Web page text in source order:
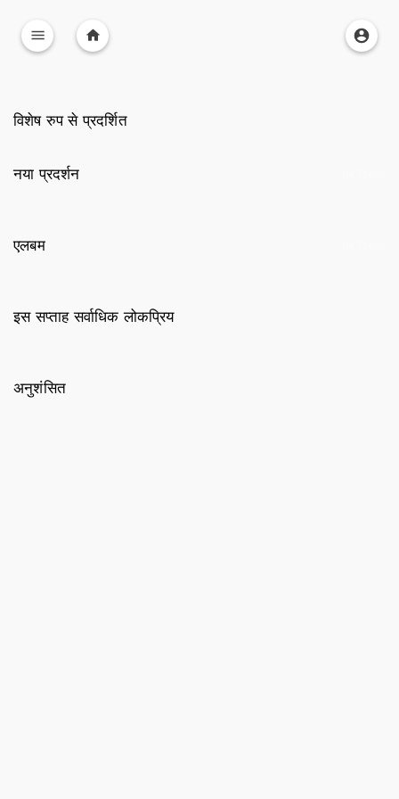
विशेष रुप से प्रदर्शित
नया प्रदर्शन
एलबम
इस सप्ताह सर्वाधिक लोकप्रिय
अनुशंसित